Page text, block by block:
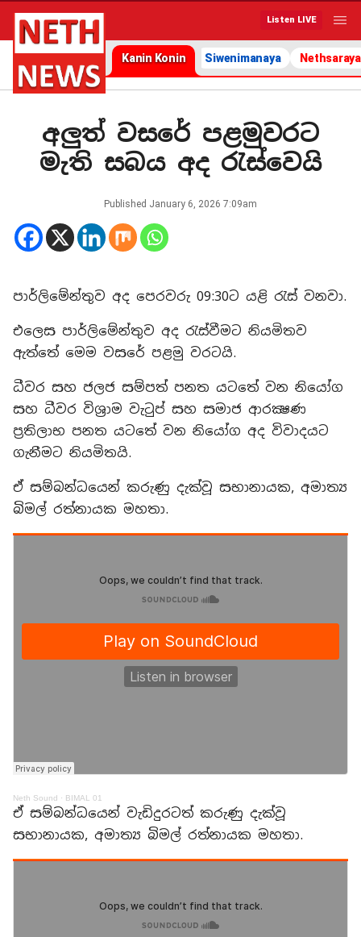
Listen LIVE
Kanin Konin Siwenimanaya Nethsaraya
අලුත් වසරේ පළමුවරට
මැති සබය අද රැස්වෙයි
Published January 6, 2026 7:09am
පාර්ලිමේන්තුව අද පෙරවරු 09:30ට යළි රැස් වනවා.
එලෙස පාර්ලිමේන්තුව අද රැස්වීමට නියමිතව
ඇත්තේ මෙම වසරේ පළමු වරටයි.
ධීවර සහ ජලජ සම්පත් පනත යටතේ වන නියෝග
සහ ධීවර විශ්‍රාම වැටුප් සහ සමාජ ආරක්‍ෂණ
ප්‍රතිලාභ පනත යටතේ වන නියෝග අද විවාදයට
ගැනීමට නියමිතයි.
ඒ සම්බන්ධයෙන් කරුණු දැක්වූ සභානායක, අමාත්‍ය
බිමල් රත්නායක මහතා.
Neth Sound · BIMAL 01
ඒ සම්බන්ධයෙන් වැඩිදුරටත් කරුණු දැක්වූ
සභානායක, අමාත්‍ය බිමල් රත්නායක මහතා.